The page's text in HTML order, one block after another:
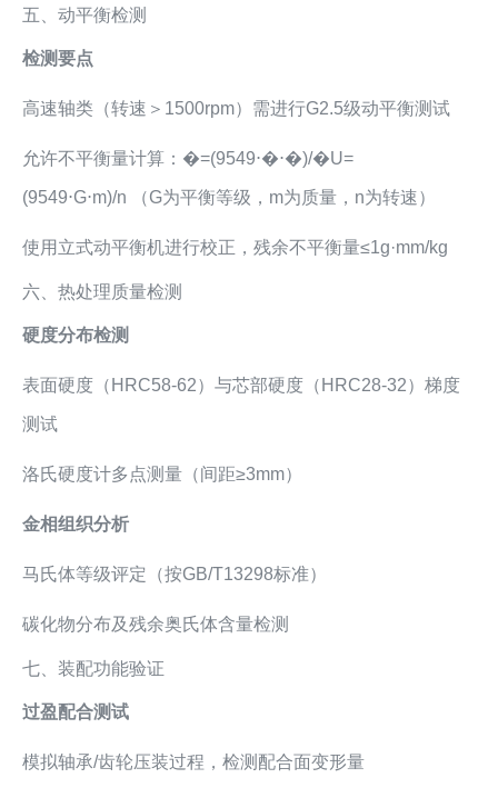
五、动平衡检测
检测要点
高速轴类（转速＞1500rpm）需进行G2.5级动平衡测试
允许不平衡量计算：�=(9549⋅�⋅�)/�U=
(9549⋅G⋅m)/n （G为平衡等级，m为质量，n为转速）
使用立式动平衡机进行校正，残余不平衡量≤1g·mm/kg
六、热处理质量检测
硬度分布检测
表面硬度（HRC58-62）与芯部硬度（HRC28-32）梯度
测试
洛氏硬度计多点测量（间距≥3mm）
金相组织分析
马氏体等级评定（按GB/T13298标准）
碳化物分布及残余奥氏体含量检测
七、装配功能验证
过盈配合测试
模拟轴承/齿轮压装过程，检测配合面变形量